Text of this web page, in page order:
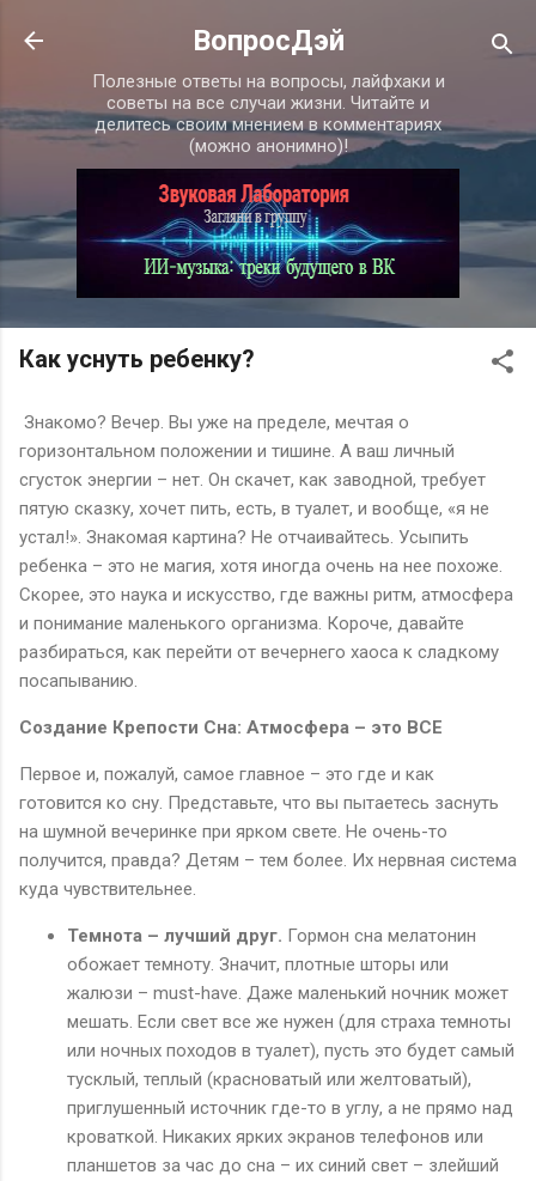
К основному контенту
ВопросДэй
Полезные ответы на вопросы, лайфхаки и
советы на все случаи жизни. Читайте и
делитесь своим мнением в комментариях
(можно анонимно)!
Как уснуть ребенку?
Знакомо? Вечер. Вы уже на пределе, мечтая о
горизонтальном положении и тишине. А ваш личный
сгусток энергии – нет. Он скачет, как заводной, требует
пятую сказку, хочет пить, есть, в туалет, и вообще, «я не
устал!». Знакомая картина? Не отчаивайтесь. Усыпить
ребенка – это не магия, хотя иногда очень на нее похоже.
Скорее, это наука и искусство, где важны ритм, атмосфера
и понимание маленького организма. Короче, давайте
разбираться, как перейти от вечернего хаоса к сладкому
посапыванию.
Создание Крепости Сна: Атмосфера – это ВСЕ
Первое и, пожалуй, самое главное – это где и как
готовится ко сну. Представьте, что вы пытаетесь заснуть
на шумной вечеринке при ярком свете. Не очень-то
получится, правда? Детям – тем более. Их нервная система
куда чувствительнее.
Темнота – лучший друг. Гормон сна мелатонин
обожает темноту. Значит, плотные шторы или
жалюзи – must-have. Даже маленький ночник может
мешать. Если свет все же нужен (для страха темноты
или ночных походов в туалет), пусть это будет самый
тусклый, теплый (красноватый или желтоватый),
приглушенный источник где-то в углу, а не прямо над
кроваткой. Никаких ярких экранов телефонов или
планшетов за час до сна – их синий свет – злейший